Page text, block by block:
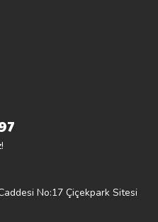
No:17 Çiçekpark Sitesi